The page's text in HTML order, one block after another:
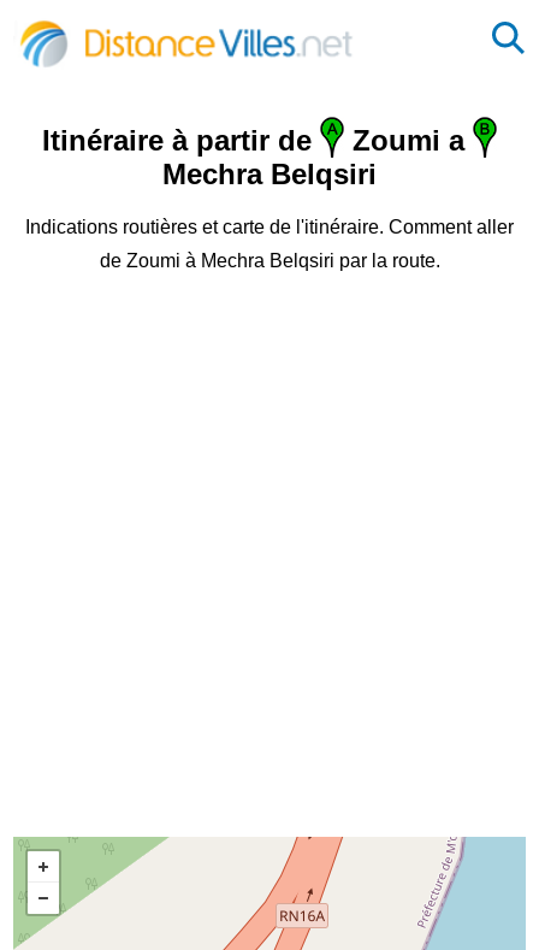
Itinéraire à partir de
Zoumi a
Mechra Belqsiri
Indications routières et carte de l'itinéraire. Comment aller
de Zoumi à Mechra Belqsiri par la route.